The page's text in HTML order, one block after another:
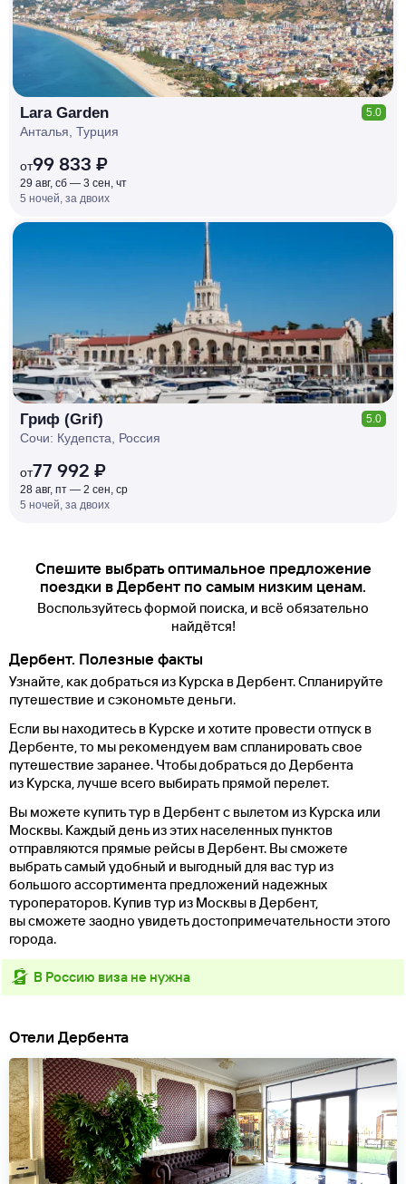
Lara Garden 5.0
Анталья, Турция
от99 833 ₽
29 авг, сб — 3 сен, чт
5 ночей, за двоих
РУБЛЯ
МИ
Д
О 7
Гриф (Grif) 5.0
Сочи: Кудепста, Россия
от77 992 ₽
28 авг, пт — 2 сен, ср
5 ночей, за двоих
Спешите выбрать оптимальное предложение
поездки в Дербент по самым низким ценам.
Воспользуйтесь формой поиска, и всё обязательно
найдётся!
Дербент. Полезные факты
Узнайте, как добраться из Курска в Дербент. Спланируйте
путешествие и сэкономьте деньги.
Если вы находитесь в Курске и хотите провести отпуск в
Дербенте, то мы рекомендуем вам спланировать свое
путешествие заранее. Чтобы добраться до Дербента
из Курска, лучше всего выбирать прямой перелет.
Вы можете купить тур в Дербент с вылетом из Курска или
Москвы. Каждый день из этих населенных пунктов
отправляются прямые рейсы в Дербент. Вы сможете
выбрать самый удобный и выгодный для вас тур из
большого ассортимента предложений надежных
туроператоров. Купив тур из Москвы в Дербент,
вы сможете заодно увидеть достопримечательности этого
города.
в Россию виза не нужна
Отели Дербента